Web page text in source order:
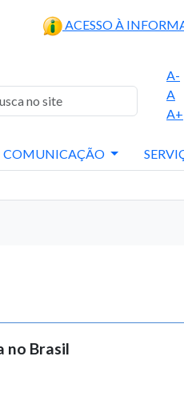
ACESSO À
A-
A
A+
COMUNICAÇÃO
no Brasil